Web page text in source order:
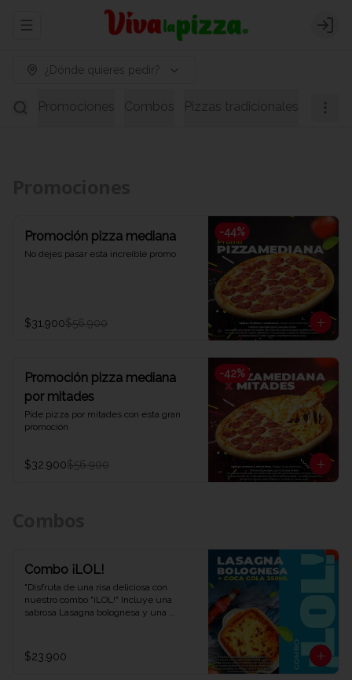
Abrir menu de navegación
¿Dónde quieres pedir?
Promociones Combos Pizzas tradicionales
-44%
Promoción pizza mediana
No dejes pasar esta increíble promo
$31.900$56.900
-42%
Promoción pizza mediana
por mitades
Pide pizza por mitades con esta gran
promoción
$32.900$56.900
Combo ¡LOL!
"Disfruta de una risa deliciosa con
nuestro combo "¡LOL!" Incluye una
sabrosa Lasagna bolognesa y una
experiencia de sabor auténtica y
divertida. ¡Ven y descubre por qué este
$23.900